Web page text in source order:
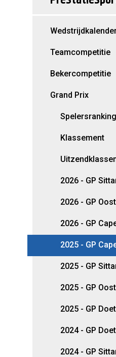
Teamcompetitie
Bekercompetitie
Grand Prix
Spelersranking
Klassement
2026 - GP
2026 - GP
2026 - GP
2025 - GP
2025 - GP
2025 - GP
2025 - GP
2024 - GP
2024 - GP